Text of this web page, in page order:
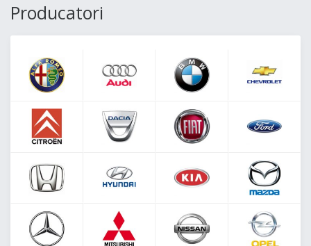
Producatori